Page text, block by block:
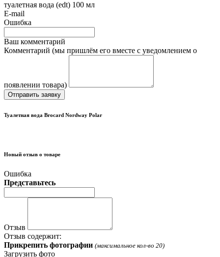
туалетная вода (edt) 100 мл
E-mail
Ошибка
Ваш комментарий
Комментарий (мы пришлём его вместе с уведомлением о
появлении товара)
Отправить заявку
Туалетная вода Brocard Nordway Polar
Новый отзыв о товаре
Ошибка
Представьтесь
Отзыв
Отзыв содержит:
Прикрепить фотографии (максимальное кол-во 20)
Загрузить фото